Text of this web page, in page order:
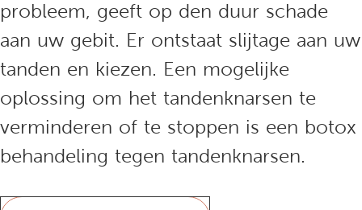
probleem, geeft op den duur schade
aan uw gebit. Er ontstaat slijtage aan uw
tanden en kiezen. Een mogelijke
oplossing om het tandenknarsen te
verminderen of te stoppen is een botox
behandeling tegen tandenknarsen.